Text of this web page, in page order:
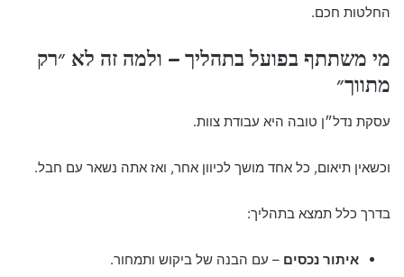
החלטות חכם.
מי משתתף בפועל בתהליך – ולמה זה לא ״רק
מתווך״
עסקת נדל״ן טובה היא עבודת צוות.
וכשאין תיאום, כל אחד מושך לכיוון אחר, ואז אתה נשאר עם חבל.
בדרך כלל תמצא בתהליך:
איתור נכסים – עם הבנה של ביקוש ותמחור.